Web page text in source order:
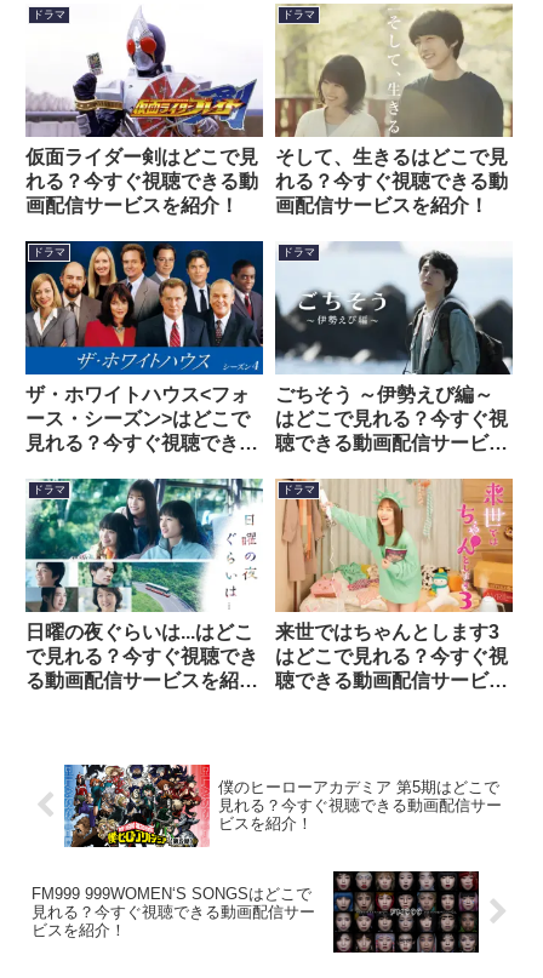
ドラマ
仮面ライダー剣はどこで見
れる？今すぐ視聴できる動
画配信サービスを紹介！
ドラマ
そして、生きるはどこで見
れる？今すぐ視聴できる動
画配信サービスを紹介！
ドラマ
ザ・ホワイトハウス<フォ
ース・シーズン>はどこで
見れる？今すぐ視聴できる
ドラマ
ごちそう ～伊勢えび編～
はどこで見れる？今すぐ視
聴できる動画配信サービス
ドラマ
日曜の夜ぐらいは...はどこ
で見れる？今すぐ視聴でき
る動画配信サービスを紹
ドラマ
来世ではちゃんとします3
はどこで見れる？今すぐ視
聴できる動画配信サービス
僕のヒーローアカデミア 第5期はどこで
見れる？今すぐ視聴できる動画配信サー
ビスを紹介！
FM999 999WOMEN‘S SONGSはどこで
見れる？今すぐ視聴できる動画配信サー
ビスを紹介！